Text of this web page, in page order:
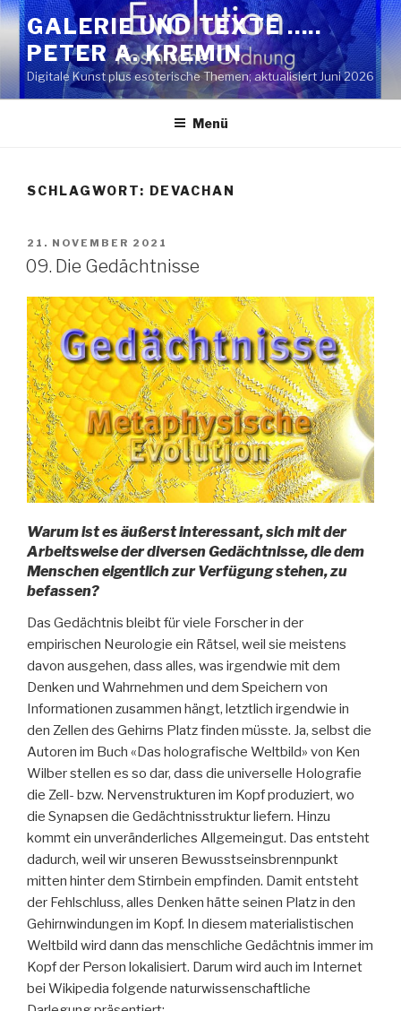
Zum
Inhalt
springen
GALERIE UND TEXTE …..
PETER A. KREMIN
Digitale Kunst plus esoterische Themen; aktualisiert Juni 2026
Menü
SCHLAGWORT: DEVACHAN
VERÖFFENTLICHT
AM
21. NOVEMBER 2021
09. Die Gedächtnisse
Warum ist es äußerst interessant, sich mit der
Arbeitsweise der diversen Gedächtnisse, die dem
Menschen eigentlich zur Verfügung stehen, zu
befassen?
Das Gedächtnis bleibt für viele Forscher in der
empirischen Neurologie ein Rätsel, weil sie meistens
davon ausgehen, dass alles, was irgendwie mit dem
Denken und Wahrnehmen und dem Speichern von
Informationen zusammen hängt, letztlich irgendwie in
den Zellen des Gehirns Platz finden müsste. Ja, selbst die
Autoren im Buch «Das holografische Weltbild» von Ken
Wilber stellen es so dar, dass die universelle Holografie
die Zell- bzw. Nervenstrukturen im Kopf produziert, wo
die Synapsen die Gedächtnisstruktur liefern. Hinzu
kommt ein unveränderliches Allgemeingut. Das entsteht
dadurch, weil wir unseren Bewusstseinsbrennpunkt
mitten hinter dem Stirnbein empfinden. Damit entsteht
der Fehlschluss, alles Denken hätte seinen Platz in den
Gehirnwindungen im Kopf. In diesem materialistischen
Weltbild wird dann das menschliche Gedächtnis immer im
Kopf der Person lokalisiert. Darum wird auch im Internet
bei Wikipedia folgende naturwissenschaftliche